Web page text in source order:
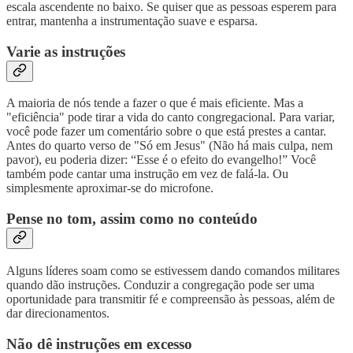
escala ascendente no baixo. Se quiser que as pessoas esperem para
entrar, mantenha a instrumentação suave e esparsa.
Varie as instruções
A maioria de nós tende a fazer o que é mais eficiente. Mas a
"eficiência" pode tirar a vida do canto congregacional. Para variar,
você pode fazer um comentário sobre o que está prestes a cantar.
Antes do quarto verso de "Só em Jesus" (Não há mais culpa, nem
pavor), eu poderia dizer: “Esse é o efeito do evangelho!” Você
também pode cantar uma instrução em vez de falá-la. Ou
simplesmente aproximar-se do microfone.
Pense no tom, assim como no conteúdo
Alguns líderes soam como se estivessem dando comandos militares
quando dão instruções. Conduzir a congregação pode ser uma
oportunidade para transmitir fé e compreensão às pessoas, além de
dar direcionamentos.
Não dê instruções em excesso